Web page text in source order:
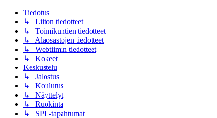
Tiedotus
↳ Liiton tiedotteet
↳ Toimikuntien tiedotteet
↳ Alaosastojen tiedotteet
↳ Webtiimin tiedotteet
↳ Kokeet
Keskustelu
↳ Jalostus
↳ Koulutus
↳ Näyttelyt
↳ Ruokinta
↳ SPL-tapahtumat